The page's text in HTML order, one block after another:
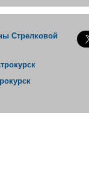
Стрелковой